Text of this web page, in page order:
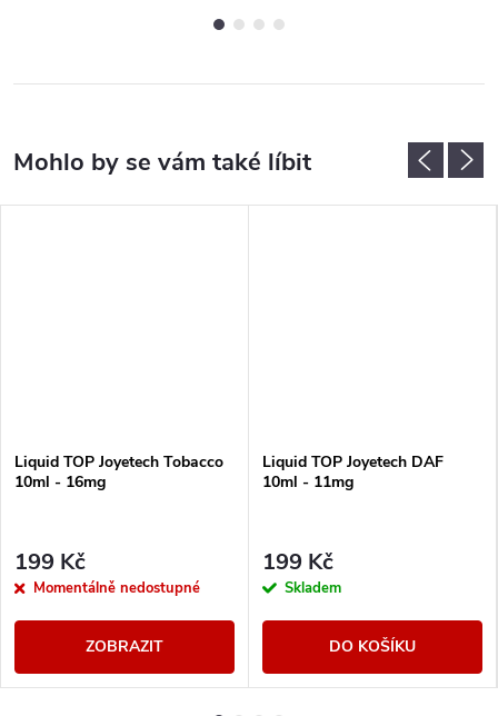
Liquid TOP Joyetech Tobacco
10ml - 16mg
199 Kč
Momentálně nedostupné
ZOBRAZIT
Liquid TOP Joyetech DAF
10ml - 11mg
199 Kč
Skladem
DO KOŠÍKU